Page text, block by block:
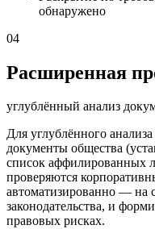
обнаружено
04
Расширенная
углублённый анализ
Для углублённого
документы общества
список аффилированных
проверяются
автоматизированно — на
законодательства, и
правовых рисках.